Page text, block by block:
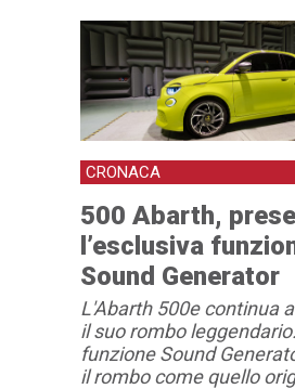
CRONACA
500 Abarth,
l’esclusiva
Sound Generator
L'Abarth 500e continua
il suo rombo
funzione Sound
il rombo come quello